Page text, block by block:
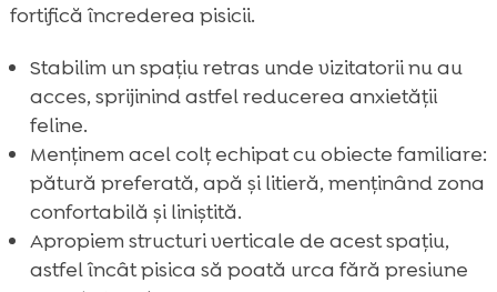
fortifică încrederea pisicii.
Stabilim un spațiu retras unde vizitatorii nu au
acces, sprijinind astfel reducerea anxietății
feline.
Menținem acel colț echipat cu obiecte familiare:
pătură preferată, apă și litieră, menținând zona
confortabilă și liniștită.
Apropiem structuri verticale de acest spațiu,
astfel încât pisica să poată urca fără presiune